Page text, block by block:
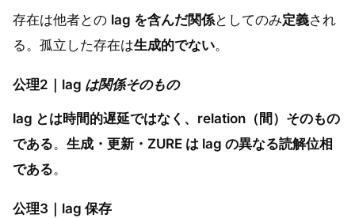
存在は他者との lag を含んだ関係としてのみ定義され
る。孤立した存在は生成的でない。
公理2｜lag は関係そのもの
lag とは時間的遅延ではなく、relation（間）そのもの
である。 生成・更新・ZURE は lag の異なる読解位相
である。
公理3｜lag 保存